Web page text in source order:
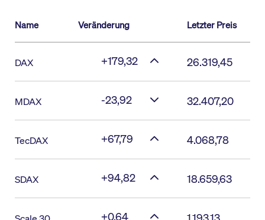
Name Veränderung Letzter Preis
DAX +179,32 26.319,45
MDAX -23,92 32.407,20
TecDAX +67,79 4.068,78
SDAX +94,82 18.659,63
+0,64